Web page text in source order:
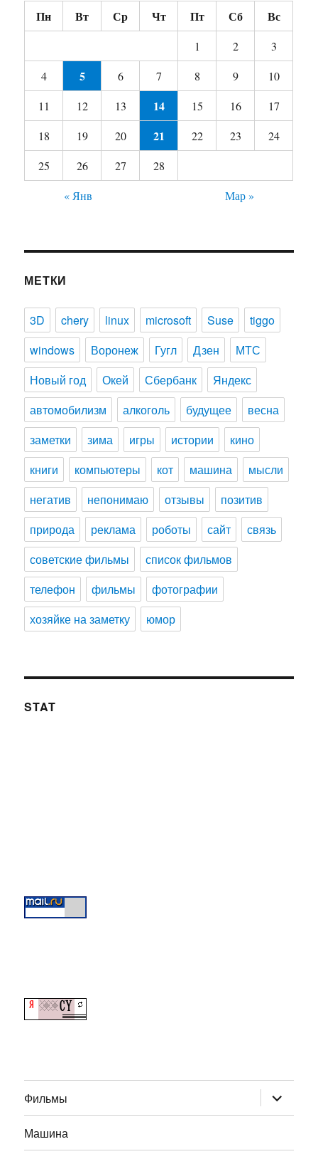
Пн Вт Ср Чт Пт Сб Вс
1 2
3
4
5 6 7 8 9
10
11
12 13 14 15 16
17
18
19 20 21 22 23
24
25
26 27
28
« Янв
Мар »
МЕТКИ
3D chery linux microsoft Suse
tiggo
windows
Воронеж Гугл Дзен
МТС
Новый год
Окей Сбербанк
Яндекс
автомобилизм
алкоголь будущее
весна
заметки
зима игры истории
кино
книги
компьютеры кот машина
мысли
негатив
непонимаю отзывы
позитив
природа
реклама роботы сайт
связь
советские фильмы
список фильмов
телефон
фильмы
фотографии
хозяйке на заметку
юмор
STAT
Фильмы дочернее
меню
Машина